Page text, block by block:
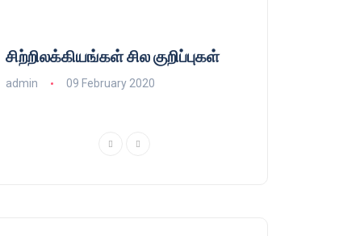
சிற்றிலக்கியங்கள் சில குறிப்புகள்
admin 09 February 2020